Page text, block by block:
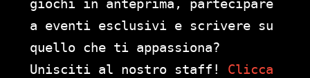
giochi in anteprima, partecipare
a eventi esclusivi e scrivere su
quello che ti appassiona?
Unisciti al nostro staff! Clicca